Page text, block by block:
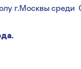
г.Москвы